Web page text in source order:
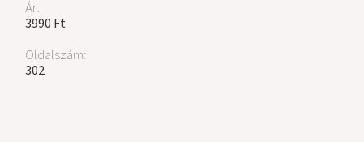
Ár:
3990 Ft
Oldalszám:
302